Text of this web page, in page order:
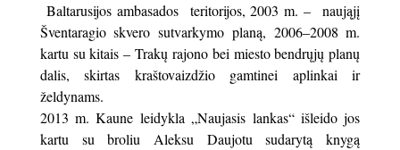
Baltarusijos ambasados teritorijos, 2003 m. – naująjį
Šventaragio skvero sutvarkymo planą, 2006–2008 m.
kartu su kitais – Trakų rajono bei miesto bendrųjų planų
dalis, skirtas kraštovaizdžio gamtinei aplinkai ir
želdynams.
2013 m. Kaune leidykla „Naujasis lankas“ išleido jos
kartu su broliu Aleksu Daujotu sudarytą knygą